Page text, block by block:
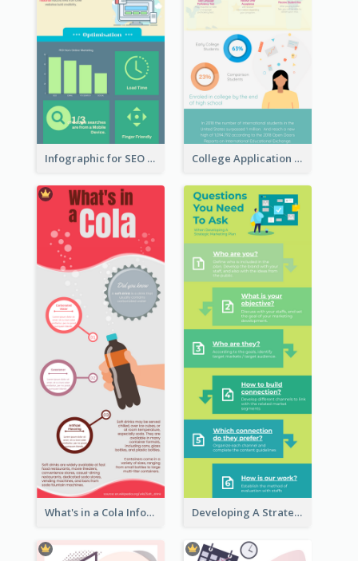
Infographic for SEO Marketing College Application Roadmap Infographic
What's in a Cola Infographic Developing A Strategic Marketing Plan Infographic